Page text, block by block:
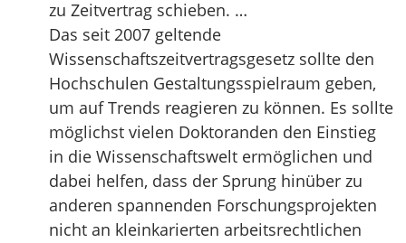
zu Zeitvertrag schieben. …
Das seit 2007 geltende
Wissenschaftszeitvertragsgesetz sollte den
Hochschulen Gestaltungsspielraum geben,
um auf Trends reagieren zu können. Es sollte
möglichst vielen Doktoranden den Einstieg
in die Wissenschaftswelt ermöglichen und
dabei helfen, dass der Sprung hinüber zu
anderen spannenden Forschungsprojekten
nicht an kleinkarierten arbeitsrechtlichen